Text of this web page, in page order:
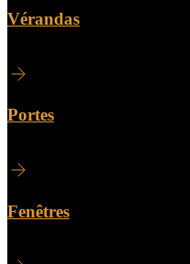
Vérandas
Portes
Fenêtres